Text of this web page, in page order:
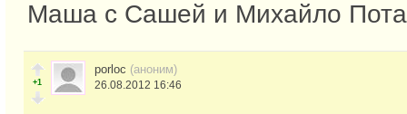
Маша с Сашей и Михайло
+1
porloc (аноним)
26.08.2012 16:46